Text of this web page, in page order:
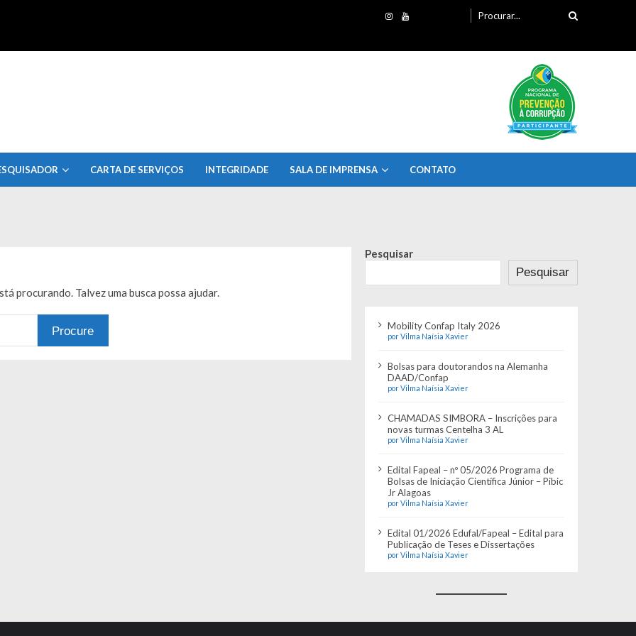
por:
CARTA DE SERVIÇOS INTEGRIDADE SALA DE IMPRENSA CONTATO
procurando. Talvez uma busca possa ajudar.
Pesquisar
Pesquisar
Mobility Confap Italy 2026
por Vilma Naísia Xavier
Bolsas para doutorandos na Alemanha
DAAD/Confap
por Vilma Naísia Xavier
CHAMADAS SIMBORA – Inscrições para
novas turmas Centelha 3 AL
por Vilma Naísia Xavier
Edital Fapeal – nº 05/2026 Programa de
Bolsas de Iniciação Científica Júnior – Pibic
Jr Alagoas
por Vilma Naísia Xavier
Edital 01/2026 Edufal/Fapeal – Edital para
Publicação de Teses e Dissertações
por Vilma Naísia Xavier